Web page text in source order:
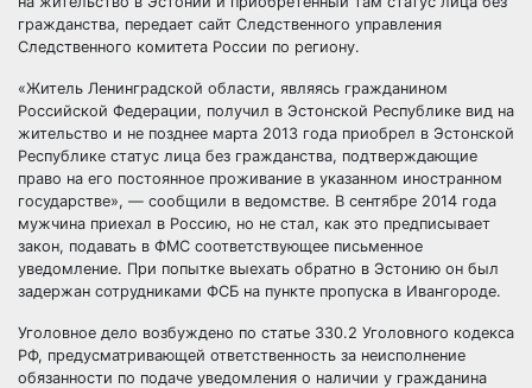
гражданства, передает сайт Следственного управления
Следственного комитета России по региону.
«Житель Ленинградской области, являясь гражданином
Российской Федерации, получил в Эстонской Республике вид на
жительство и не позднее марта 2013 года приобрел в Эстонской
Республике статус лица без гражданства, подтверждающие
право на его постоянное проживание в указанном иностранном
государстве», — сообщили в ведомстве. В сентябре 2014 года
мужчина приехал в Россию, но не стал, как это предписывает
закон, подавать в ФМС соответствующее письменное
уведомление. При попытке выехать обратно в Эстонию он был
задержан сотрудниками ФСБ на пункте пропуска в Ивангороде.
Уголовное дело возбуждено по статье 330.2 Уголовного кодекса
РФ, предусматривающей ответственность за неисполнение
обязанности по подаче уведомления о наличии у гражданина